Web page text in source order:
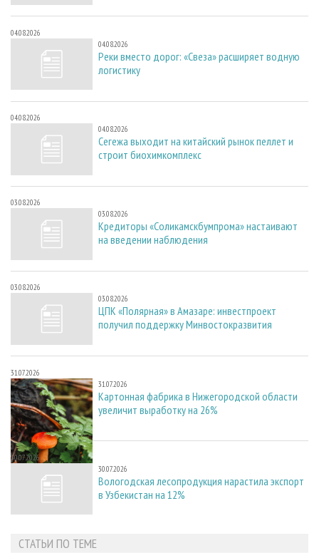
04.08.2026
04.08.2026
Реки вместо дорог: «Свеза» расширяет водную
логистику
04.08.2026
04.08.2026
Сегежа выходит на китайский рынок пеллет и
строит биохимкомплекс
03.08.2026
03.08.2026
Кредиторы «Соликамскбумпрома» настаивают
на введении наблюдения
03.08.2026
03.08.2026
ЦПК «Полярная» в Амазаре: инвестпроект
получил поддержку Минвостокразвития
31.07.2026
31.07.2026
Картонная фабрика в Нижегородской области
увеличит выработку на 26%
30.07.2026
30.07.2026
Вологодская лесопродукция нарастила экспорт
в Узбекистан на 12%
СТАТЬИ ПО ТЕМЕ